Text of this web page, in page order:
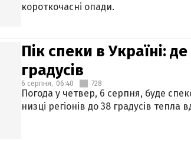
короткочасні опади.
Пік спеки в Україні:
градусів
6 серпня, 06:40 728
Погода у четвер, 6 серпня, буде
низці регіонів до 38 градусів тепла